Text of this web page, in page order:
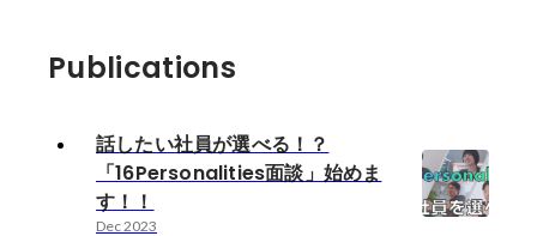
Publications
話したい社員が選べる！？
「16Personalities面談」始めま
す！！
Dec 2023